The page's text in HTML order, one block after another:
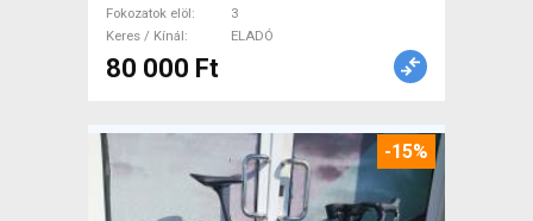
Fokozatok elöl
3
Keres / Kínál
ELADÓ
80 000 Ft
-15%